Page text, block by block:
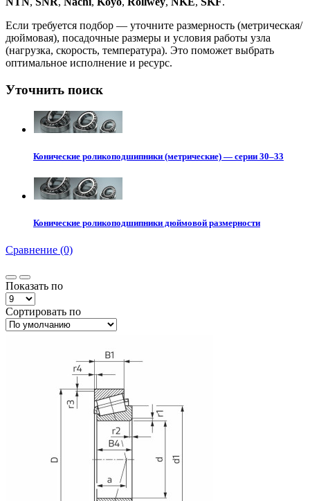
Если требуется подбор — уточните размерность (метрическая/
дюймовая), посадочные размеры и условия работы узла
(нагрузка, скорость, температура). Это поможет выбрать
оптимальное исполнение и ресурс.
Уточнить поиск
Конические роликоподшипники (метрические) — серии 30–33
Конические роликоподшипники дюймовой размерности
Сравнение (0)
Показать по
Сортировать по